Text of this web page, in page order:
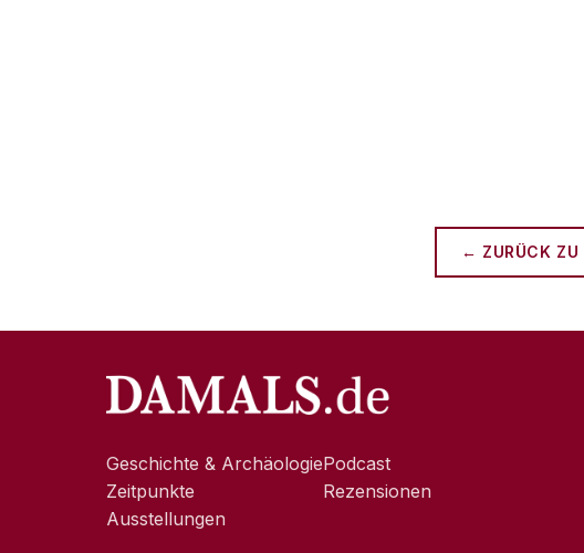
← ZURÜCK ZU
Geschichte & Archäologie
Zeitpunkte
Ausstellungen
Podcast
Rezensionen